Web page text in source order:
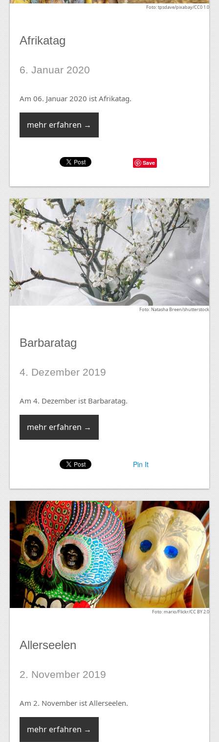
Foto: tpsdave/pixabay/CC0 1.0
Afrikatag
6. Januar 2020
Am 06. Januar 2020 ist Afrikatag.
mehr erfahren →
Save
Foto: Natasha Breen/shutterstock
Barbaratag
4. Dezember 2019
Am 4. Dezember ist Barbaratag.
mehr erfahren →
Pin It
Foto: mario/Flickr/CC BY 2.0
Allerseelen
2. November 2019
Am 2. November ist Allerseelen.
mehr erfahren →